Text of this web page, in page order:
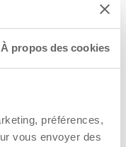
À propos des cookies
préférences,
vous envoyer des
qui peuvent aider
sur vos
approprié, en le
des mots doux,